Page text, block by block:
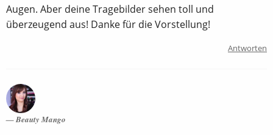
Augen. Aber deine Tragebilder sehen toll und
überzeugend aus! Danke für die Vorstellung!
Antworten
Beauty Mango